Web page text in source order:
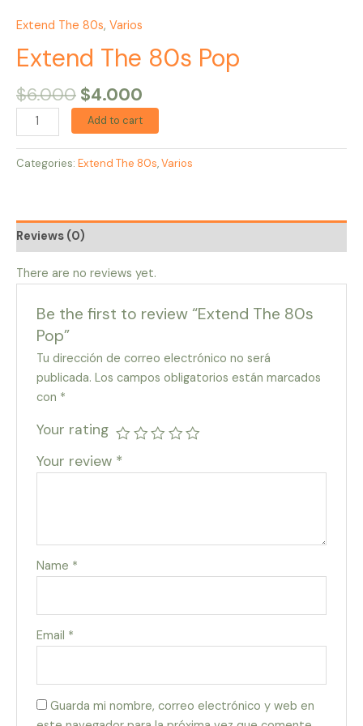
Extend The 80s, Varios
Extend The 80s Pop
$6.000 $4.000
Add to cart
Categories: Extend The 80s,Varios
Reviews (0)
There are no reviews yet.
Be the first to review “Extend The 80s
Pop”
Tu dirección de correo electrónico no será
publicada. Los campos obligatorios están marcados
con *
Your rating
Your review *
Name *
Email *
Guarda mi nombre, correo electrónico y web en